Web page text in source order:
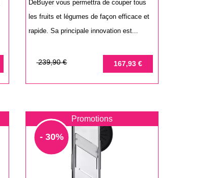
DeBuyer vous permettra de couper tous
les fruits et légumes de façon efficace et
rapide. Sa principale innovation est...
Prix
239,90 €
Prix 167,93 €
Promotions
- 30%